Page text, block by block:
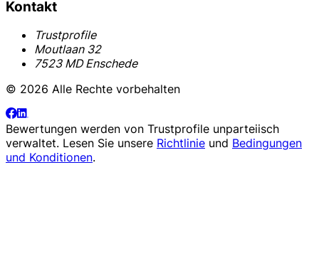
Kontakt
Trustprofile
Moutlaan 32
7523 MD Enschede
© 2026 Alle Rechte vorbehalten
Bewertungen werden von Trustprofile unparteiisch
verwaltet. Lesen Sie unsere Richtlinie und Bedingungen
und Konditionen.